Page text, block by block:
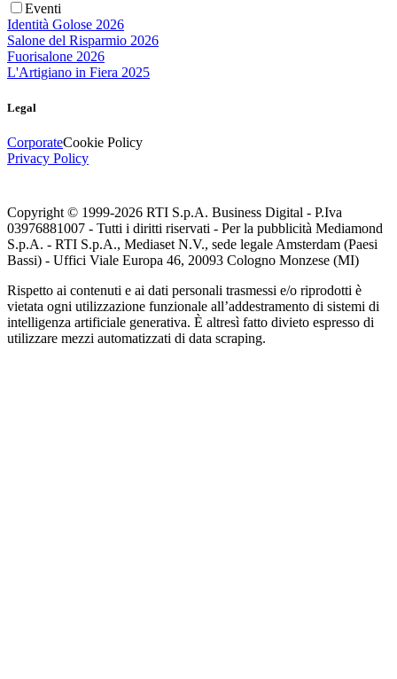
Eventi
Identità Golose 2026
Salone del Risparmio 2026
Fuorisalone 2026
L'Artigiano in Fiera 2025
Legal
CorporateCookie Policy
Privacy Policy
Copyright © 1999-2026 RTI S.p.A. Business Digital - P.Iva
03976881007 - Tutti i diritti riservati - Per la pubblicità Mediamond
S.p.A. - RTI S.p.A., Mediaset N.V., sede legale Amsterdam (Paesi
Bassi) - Uffici Viale Europa 46, 20093 Cologno Monzese (MI)
Rispetto ai contenuti e ai dati personali trasmessi e/o riprodotti è
vietata ogni utilizzazione funzionale all’addestramento di sistemi di
intelligenza artificiale generativa. È altresì fatto divieto espresso di
utilizzare mezzi automatizzati di data scraping.